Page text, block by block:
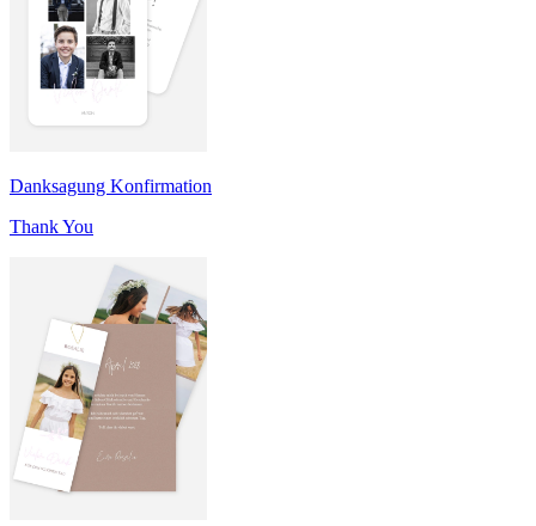
Danksagung Konfirmation
Thank You